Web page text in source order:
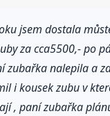
jsem dostala
za cca5500,- po
zubařka nalepila a
i kousek zubu v
, paní zubařka